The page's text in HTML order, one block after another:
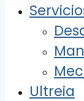
Ultreia